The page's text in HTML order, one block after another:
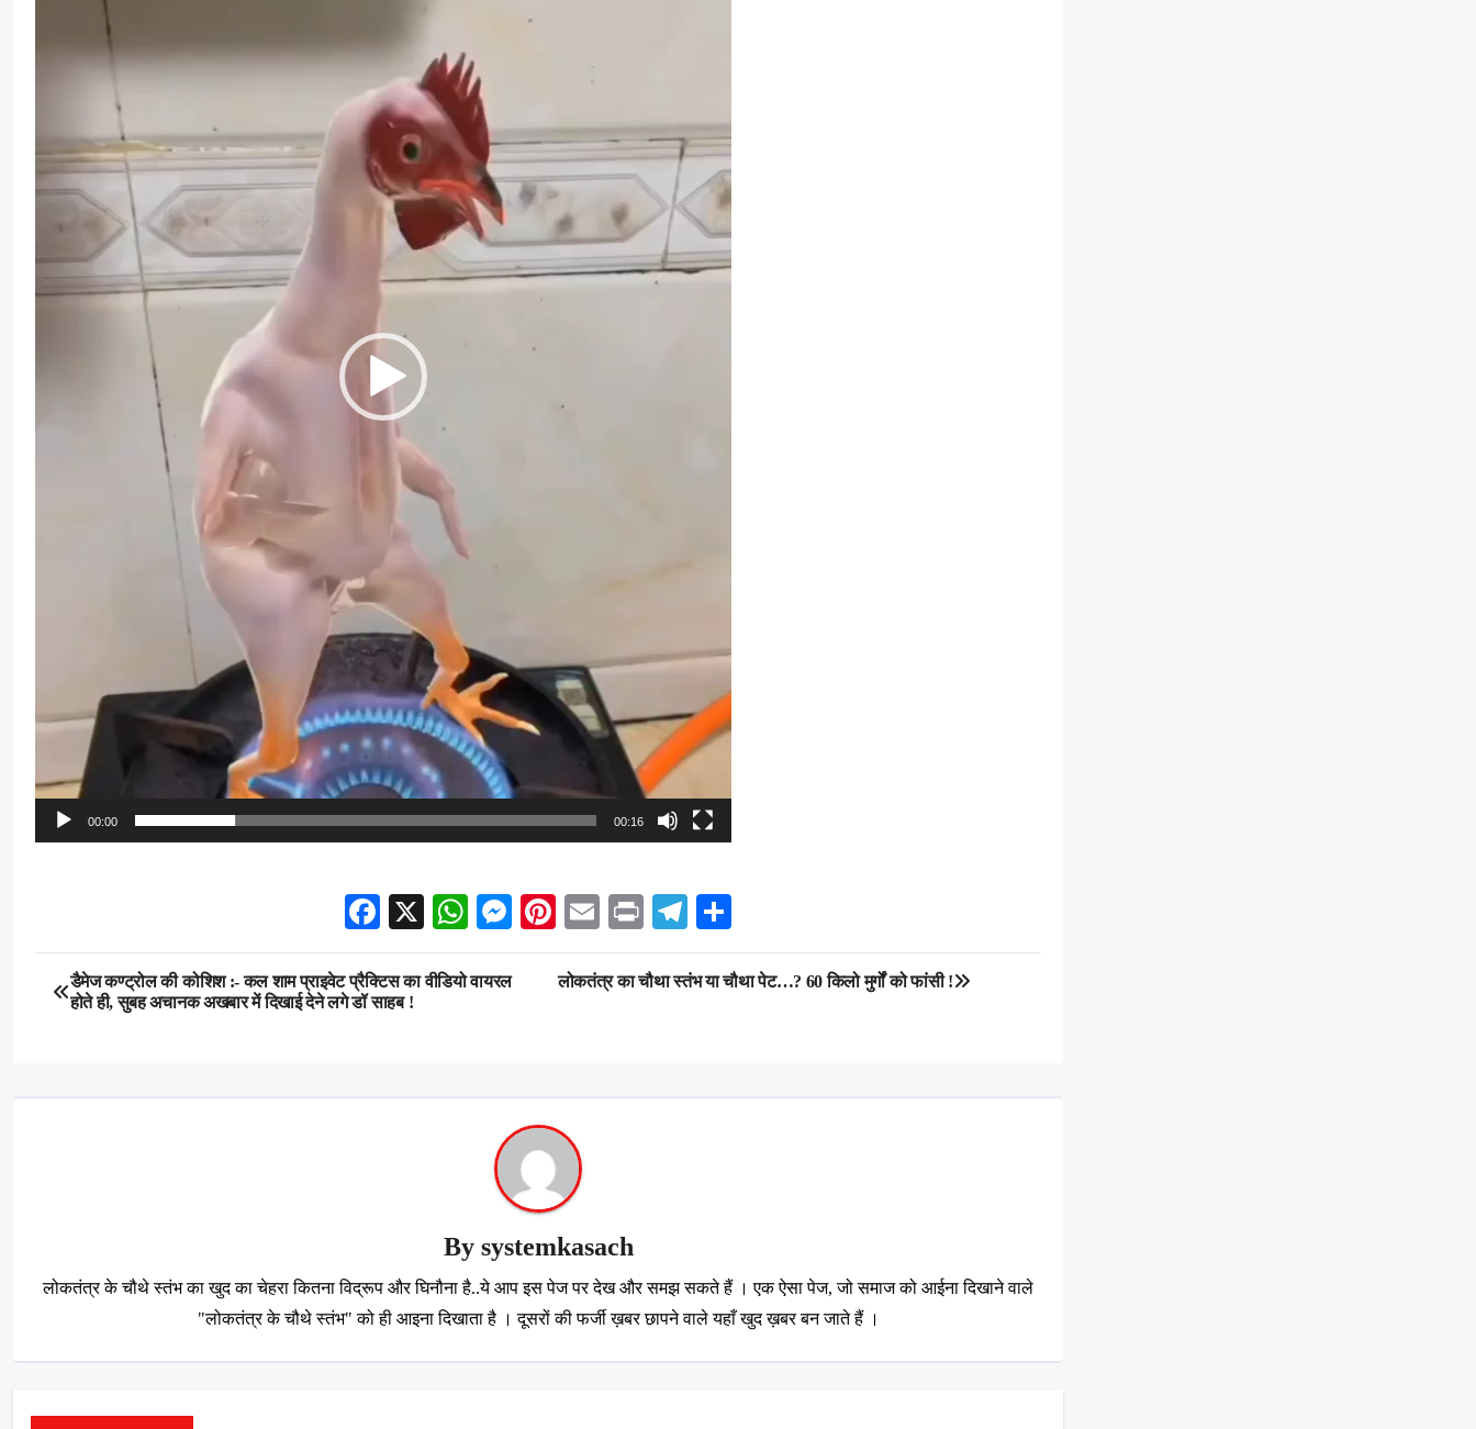
00:00 00:16
Facebook
X WhatsApp
Messenger
Pinterest
EmailPrintTelegram
Post
navigation
डैमेज कण्ट्रोल की कोशिश :- कल शाम प्राइवेट प्रैक्टिस का वीडियो वायरल
होते ही, सुबह अचानक अखबार में दिखाई देने लगे डॉ साहब !
लोकतंत्र का चौथा स्तंभ या चौथा पेट…? 60 किलो मुर्गों को फांसी !
By systemkasach
लोकतंत्र के चौथे स्तंभ का खुद का चेहरा कितना विद्रूप और घिनौना है..ये आप इस पेज पर देख और समझ सकते हैं । एक ऐसा पेज, जो समाज को आईना दिखाने वाले
"लोकतंत्र के चौथे स्तंभ" को ही आइना दिखाता है । दूसरों की फर्जी ख़बर छापने वाले यहाँ खुद ख़बर बन जाते हैं ।